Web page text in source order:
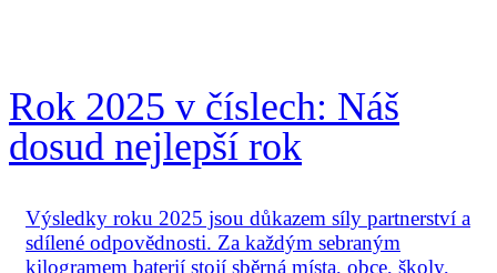
Rok 2025 v číslech: Náš
dosud nejlepší rok
Výsledky roku 2025 jsou důkazem síly partnerství a
sdílené odpovědnosti. Za každým sebraným
kilogramem baterií stojí sběrná místa, obce, školy,